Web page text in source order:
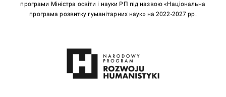
програми Міністра освіти і науки РП під назвою «Національна
програма розвитку гуманітарних наук» на 2022-2027 рр.